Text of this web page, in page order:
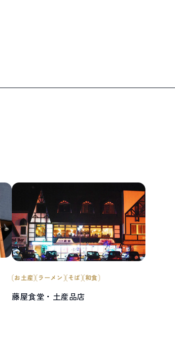
お土産 ラーメン そば 和食
藤屋食堂・土産品店